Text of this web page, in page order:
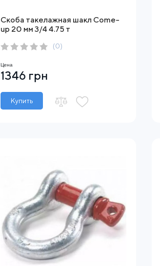
Скоба такелажная шакл Come-
up 20 мм 3/4 4.75 т
(0)
Цена
1346 грн
Купить